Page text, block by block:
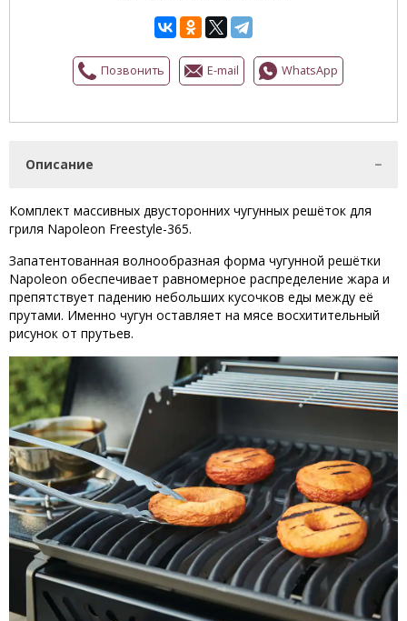
Позвонить E-mail WhatsApp
Описание
Комплект массивных двусторонних чугунных решёток для
гриля Napoleon Freestyle-365.
Запатентованная волнообразная форма чугунной решётки
Napoleon обеспечивает равномерное распределение жара и
препятствует падению небольших кусочков еды между её
прутами. Именно чугун оставляет на мясе восхитительный
рисунок от прутьев.